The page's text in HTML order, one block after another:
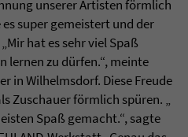
unserer Artisten förmlich
super gemeistert und der
hat es sehr viel Spaß
lernen zu dürfen.“, meinte
in Wilhelmsdorf. Diese Freude
Zuschauer förmlich spüren. „
Spaß gemacht.“, sagte